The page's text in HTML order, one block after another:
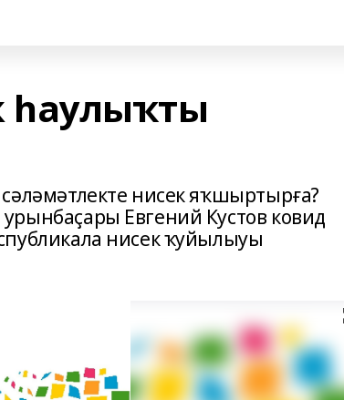
һаулыҡты
нисек яҡшыртырға?
Евгений Кустов ковид
нисек ҡуйылыуы